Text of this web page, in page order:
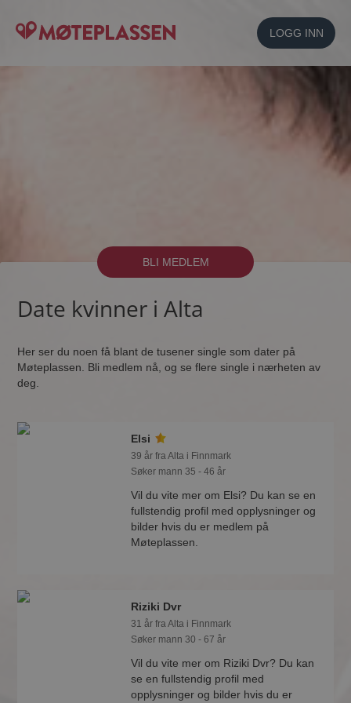
LOGG INN
BLI MEDLEM
Date kvinner i Alta
Her ser du noen få blant de tusener single som dater på
Møteplassen. Bli medlem nå, og se flere single i nærheten av
deg.
Elsi
39 år fra Alta i Finnmark
Søker mann 35 - 46 år
Vil du vite mer om Elsi? Du kan se en
fullstendig profil med opplysninger og
bilder hvis du er medlem på
Møteplassen.
Riziki Dvr
31 år fra Alta i Finnmark
Søker mann 30 - 67 år
Vil du vite mer om Riziki Dvr? Du kan
se en fullstendig profil med
opplysninger og bilder hvis du er